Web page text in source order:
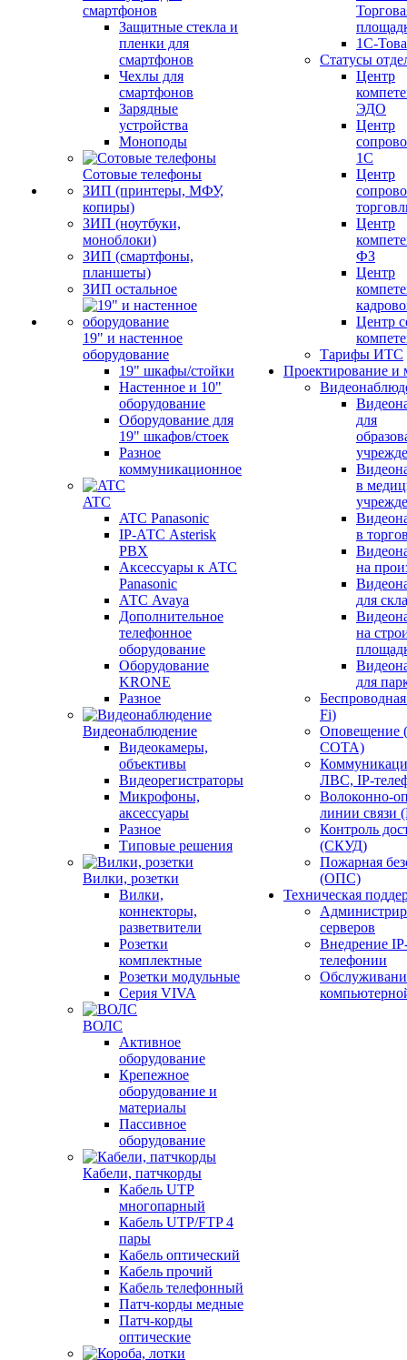
смартфонов
Защитные стекла и
пленки для
смартфонов
Чехлы для
смартфонов
Зарядные
устройства
Моноподы
Сотовые телефоны
ЗИП (принтеры, МФУ,
копиры)
ЗИП (ноутбуки,
моноблоки)
ЗИП (смартфоны,
планшеты)
ЗИП остальное
19" и настенное
оборудование
19" шкафы/стойки
Настенное и 10"
оборудование
Оборудование для
19" шкафов/стоек
Разное
коммуникационное
ATC
ATC Panasonic
IP-АТС Asterisk
PBX
Аксессуары к АТС
Panasonic
АТС Avaya
Дополнительное
телефонное
оборудование
Оборудование
KRONE
Разное
Видеонаблюдение
Видеокамеры,
объективы
Видеорегистраторы
Микрофоны,
аксессуары
Разное
Типовые решения
Вилки, розетки
Вилки,
коннекторы,
разветвители
Розетки
комплектные
Розетки модульные
Серия VIVA
ВОЛС
Активное
оборудование
Крепежное
оборудование и
материалы
Пассивное
оборудование
Кабели, патчкорды
Кабель UTP
многопарный
Кабель UTP/FTP 4
пары
Кабель оптический
Кабель прочий
Кабель телефонный
Патч-корды медные
Патч-корды
оптические
1С-
Статусы
Центр
ЭДО
Центр
1С
Центр
Центр
ФЗ
Центр
Центр
Тарифы ИТС
Проектирование и
для
в
в
на
для
на
для
Fi)
СОТА)
ЛВС, IP-
Волоконно-
линии
Контроль
(СКУД)
Пожарная
(ОПС)
Техническая
серверов
Внедрение
телефонии